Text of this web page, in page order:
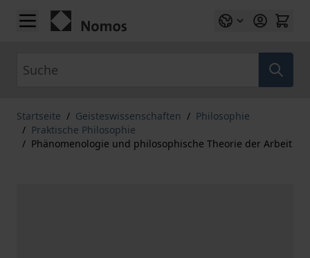
Zum Inhalt springen
Startseite / Geisteswissenschaften / Philosophie
/ Praktische Philosophie
/ Phänomenologie und philosophische Theorie der Arbeit